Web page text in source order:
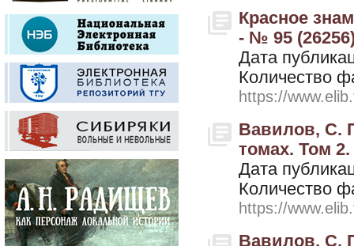
Красное
- № 95
Дата
Количество
https://
Вавилов, С.
томах. Том 2.
Дата
Количество
https://
Вавилов, С.